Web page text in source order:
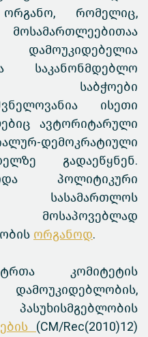
რომელიც,
საკანონმდებლო
საბჭოები
ისეთი
ავტორიტარული
დემოკრატიული
გადაეწყნენ.
პოლიტიკური
მოსაპოვებლად
ორგანოდ.
კომიტეტის
(CM/Rec(2010)12)